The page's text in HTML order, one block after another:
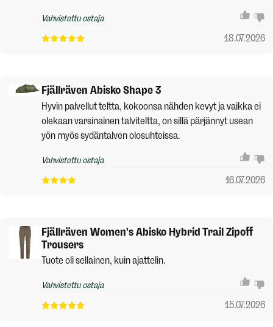
Vahvistettu ostaja
18.07.2026
Fjällräven Abisko Shape 3
Hyvin palvellut teltta, kokoonsa nähden kevyt ja vaikka ei
olekaan varsinainen talviteltta, on sillä pärjännyt usean
yön myös sydäntalven olosuhteissa.
Vahvistettu ostaja
16.07.2026
Fjällräven Women's Abisko Hybrid Trail Zipoff
Trousers
Tuote oli sellainen, kuin ajattelin.
Vahvistettu ostaja
15.07.2026